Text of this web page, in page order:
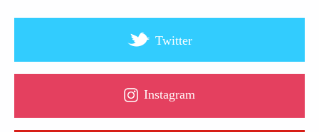
Twitter
Instagram